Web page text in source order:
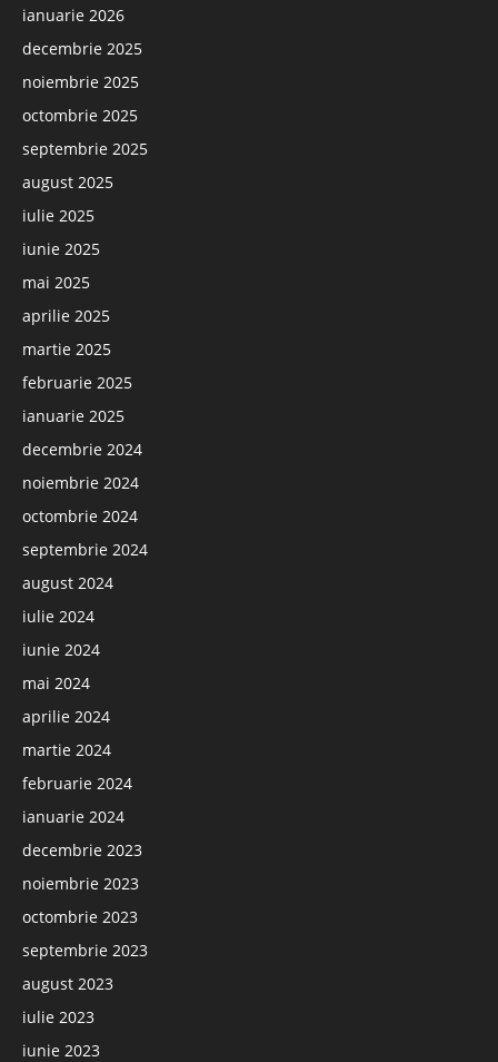
ianuarie 2026
decembrie 2025
noiembrie 2025
octombrie 2025
septembrie 2025
august 2025
iulie 2025
iunie 2025
mai 2025
aprilie 2025
martie 2025
februarie 2025
ianuarie 2025
decembrie 2024
noiembrie 2024
octombrie 2024
septembrie 2024
august 2024
iulie 2024
iunie 2024
mai 2024
aprilie 2024
martie 2024
februarie 2024
ianuarie 2024
decembrie 2023
noiembrie 2023
octombrie 2023
septembrie 2023
august 2023
iulie 2023
iunie 2023